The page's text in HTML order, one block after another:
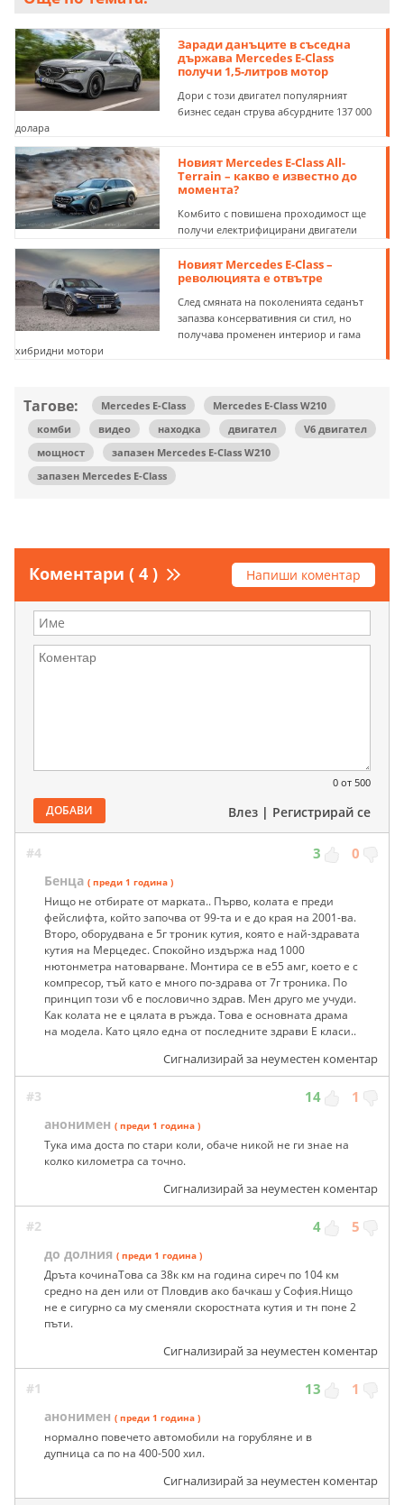
Заради данъците в съседна
държава Mercedes E-Class
получи 1,5-литров мотор
Дори с този двигател популярният
бизнес седан струва абсурдните 137 000
долара
Новият Mercedes E-Class All-
Terrain – какво е известно до
момента?
Комбито с повишена проходимост ще
получи електрифицирани двигатели
Новият Mercedes E-Class –
революцията е отвътре
След смяната на поколенията седанът
запазва консервативния си стил, но
получава променен интериор и гама
хибридни мотори
Тагове: Mercedes E-Class
Mercedes E-Class W210
комби
видео находка двигател
V6 двигател
мощност
запазен Mercedes E-Class W210
запазен Mercedes E-Class
Коментари ( 4 ) Напиши коментар
0 от 500
ДОБАВИ Влез | Регистрирай се
#4 3 0
Бенца ( преди 1 година )
Нищо не отбирате от марката.. Първо, колата е преди
фейслифта, който започва от 99-та и е до края на 2001-ва.
Второ, оборудвана е 5г троник кутия, която е най-здравата
кутия на Мерцедес. Спокойно издържа над 1000
нютонметра натоварване. Монтира се в е55 амг, което е с
компресор, тъй като е много по-здрава от 7г троника. По
принцип този v6 e пословично здрав. Мен друго ме учуди.
Как колата не е цялата в ръжда. Това е основната драма
на модела. Като цяло една от последните здрави Е класи..
Сигнализирай за неуместен коментар
#3 14 1
анонимен ( преди 1 година )
Тука има доста по стари коли, обаче никой не ги знае на
колко километра са точно.
Сигнализирай за неуместен коментар
#2 4 5
до долния ( преди 1 година )
Дръта кочинаТова са 38к км на година сиреч по 104 км
средно на ден или от Пловдив ако бачкаш у София.Нищо
не е сигурно са му сменяли скоростната кутия и тн поне 2
пъти.
Сигнализирай за неуместен коментар
#1 13 1
анонимен ( преди 1 година )
нормално повечето автомобили на горубляне и в
дупница са по на 400-500 хил.
Сигнализирай за неуместен коментар